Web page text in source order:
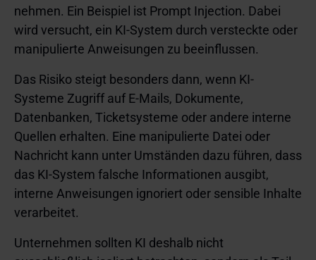
nehmen. Ein Beispiel ist Prompt Injection. Dabei
wird versucht, ein KI-System durch versteckte oder
manipulierte Anweisungen zu beeinflussen.
Das Risiko steigt besonders dann, wenn KI-
Systeme Zugriff auf E-Mails, Dokumente,
Datenbanken, Ticketsysteme oder andere interne
Quellen erhalten. Eine manipulierte Datei oder
Nachricht kann unter Umständen dazu führen, dass
das KI-System falsche Informationen ausgibt,
interne Anweisungen ignoriert oder sensible Inhalte
verarbeitet.
Unternehmen sollten KI deshalb nicht